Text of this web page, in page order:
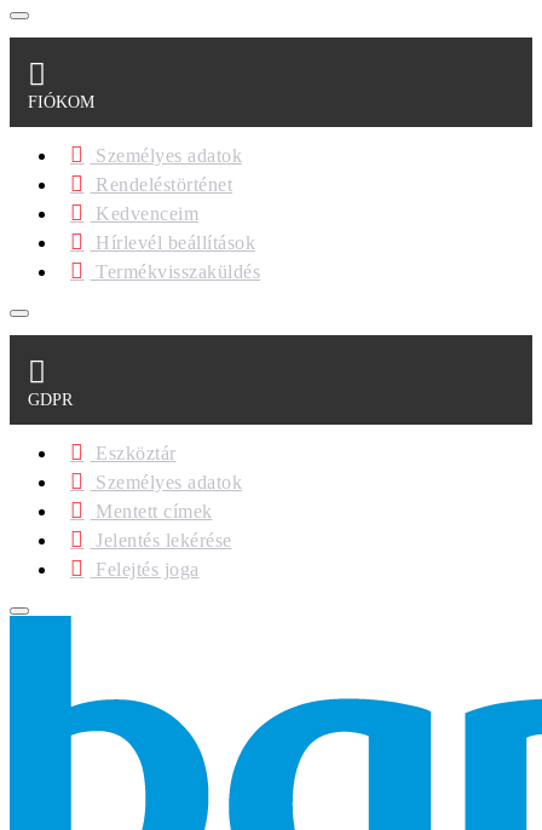
FIÓKOM
Személyes adatok
Rendeléstörténet
Kedvenceim
Hírlevél beállítások
Termékvisszaküldés
GDPR
Eszköztár
Személyes adatok
Mentett címek
Jelentés lekérése
Felejtés joga